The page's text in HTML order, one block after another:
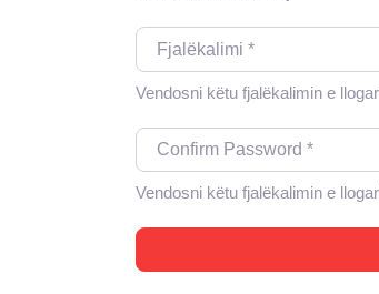
Fjalëkalimi*
Vendosni këtu fjalëkalimin e
Confirm Password*
Vendosni këtu fjalëkalimin e